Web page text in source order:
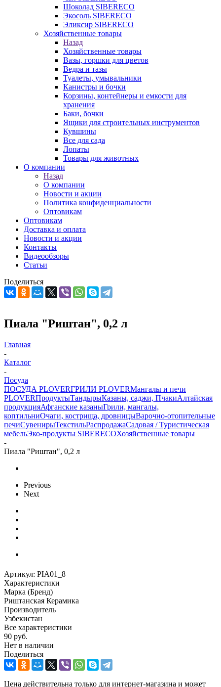
Шоколад SIBERECO
Экосоль SIBERECO
Эликсир SIBERECO
Хозяйственные товары
Назад
Хозяйственные товары
Вазы, горшки для цветов
Ведра и тазы
Туалеты, умывальники
Канистры и бочки
Корзины, контейнеры и емкости для
хранения
Баки, бочки
Ящики для строительных инструментов
Кувшины
Все для сада
Лопаты
Товары для животных
О компании
Назад
О компании
Новости и акции
Политика конфиденциальности
Оптовикам
Оптовикам
Доставка и оплата
Новости и акции
Контакты
Видеообзоры
Статьи
Поделиться
Пиала "Риштан", 0,2 л
Главная
-
Каталог
-
Посуда
ПОСУДА PLOVERГРИЛИ PLOVERМангалы и печи
PLOVERПродуктыТандырыКазаны, саджи, ПчакиАлтайская
продукцияАфганские казаныГрили, мангалы,
коптильниОчаги, кострища, дровницыВарочно-отопительные
печиСувенирыТекстильРаспродажаСадовая / Туристическая
мебельЭко-продукты SIBERECOХозяйственные товары
-
Пиала "Риштан", 0,2 л
Previous
Next
Артикул: PIA01_8
Характеристики
Марка (Бренд)
Риштанская Керамика
Производитель
Узбекистан
Все характеристики
90 руб.
Нет в наличии
Поделиться
Цена действительна только для интернет-магазина и может